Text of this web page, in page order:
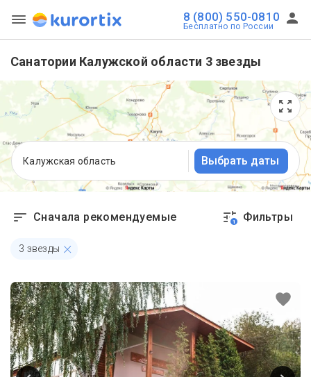
8 (800) 550-0810
Бесплатно по России
Санатории Калужской области 3 звезды
Калужская область Выбрать даты
Сначала рекомендуемые 1 Фильтры
3 звезды